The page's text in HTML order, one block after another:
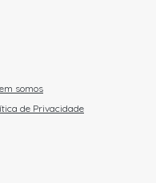
somos
de Privacidade